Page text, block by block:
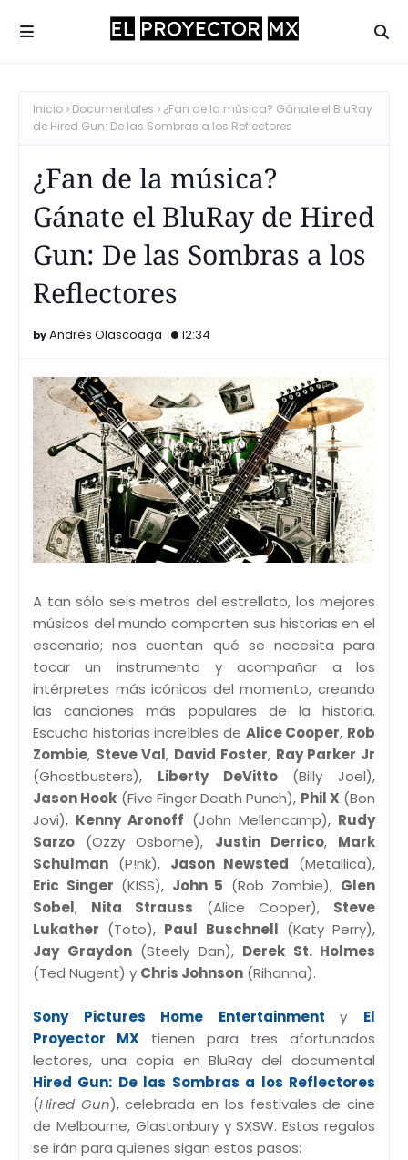
Inicio Documentales
¿Fan de la música? Gánate el BluRay
de Hired Gun: De las Sombras a los Reflectores
¿Fan de la música?
Gánate el BluRay de Hired
Gun: De las Sombras a los
Reflectores
Andrés Olascoaga 12:34
A tan sólo seis metros del estrellato, los mejores
músicos del mundo comparten sus historias en el
escenario; nos cuentan qué se necesita para
tocar un instrumento y acompañar a los
intérpretes más icónicos del momento, creando
las canciones más populares de la historia.
Escucha historias increíbles de Alice Cooper, Rob
Zombie, Steve Val, David Foster, Ray Parker Jr
(Ghostbusters), Liberty DeVitto(Billy Joel),
Jason Hook (Five Finger Death Punch), Phil X (Bon
Jovi), Kenny Aronoff (John Mellencamp), Rudy
Sarzo (Ozzy Osborne), Justin Derrico, Mark
Schulman (P!nk), Jason Newsted (Metallica),
Eric Singer (KISS), John 5 (Rob Zombie), Glen
Sobel, Nita Strauss (Alice Cooper), Steve
Lukather (Toto), Paul Buschnell (Katy Perry),
Jay Graydon(Steely Dan), Derek St. Holmes
(Ted Nugent) y Chris Johnson (Rihanna).
Sony Pictures Home Entertainmenty El
Proyector MX tienen para tres afortunados
lectores, una copia en BluRay del documental
Hired Gun: De las Sombras a los Reflectores
(Hired Gun), celebrada en los festivales de cine
de Melbourne, Glastonbury y SXSW. Estos regalos
se irán para quienes sigan estos pasos: